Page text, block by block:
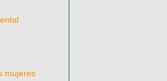
mujeres